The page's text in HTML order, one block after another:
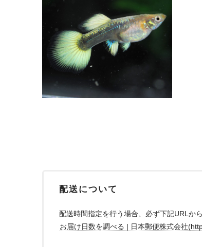
配送について
配送時間指定を行う場合、必ず下記URLか
お届け日数を調べる | 日本郵便株式会社